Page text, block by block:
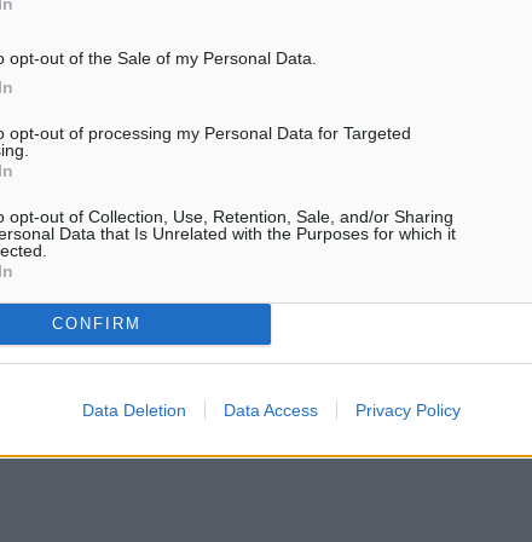
opt-out of the Sale of my Personal Data.
opt-out of processing my Personal Data for Targeted
opt-out of Collection, Use, Retention, Sale, and/or Sharing
Data that Is Unrelated with the Purposes for which it
CONFIRM
Data Deletion Data Access Privacy Policy
και στην ευθύνη
να επενδύσει πολιτικά
θεωρώντας ότι
και την δημιουργία
οφέλη.
για να λυθούν
τον δρόμο της